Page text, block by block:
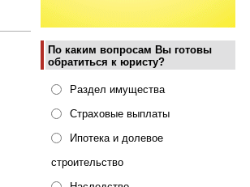
По каким вопросам Вы готовы
обратиться к юристу?
Раздел имущества
Страховые выплаты
Ипотека и долевое
строительство